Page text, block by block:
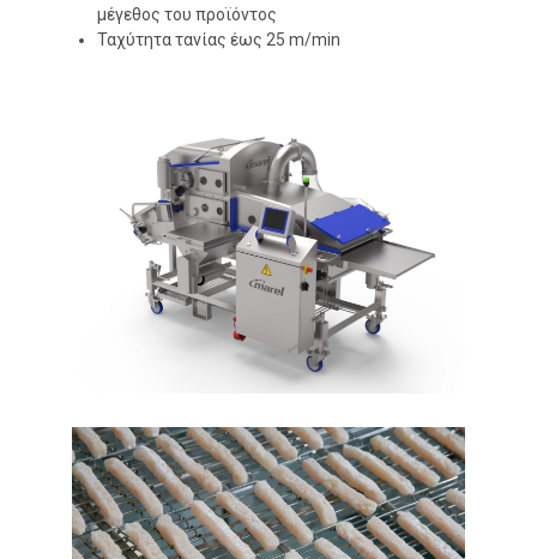
μέγεθος του προϊόντος
Ταχύτητα τανίας έως 25 m/min